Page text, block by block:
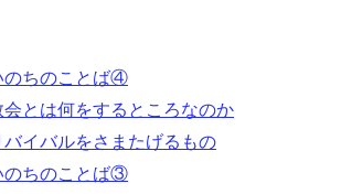
ちのことば④
とは何をするところなのか
イバルをさまたげるもの
ちのことば③